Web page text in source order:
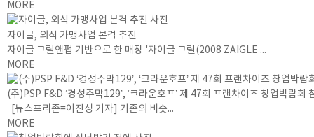
MORE
자이글, 외식 가맹사업 본격 추진
자이글 그릴앤펍 기반으로 한 매장 '자이글 그릴(2008 ZAIGLE ...
MORE
(주)PSP F&D ‘경성주막129’, ‘크라운호프’ 제 47회 프랜차이즈 창업박람회
[뉴스프리존=이진성 기자] 기존의 비슷...
MORE